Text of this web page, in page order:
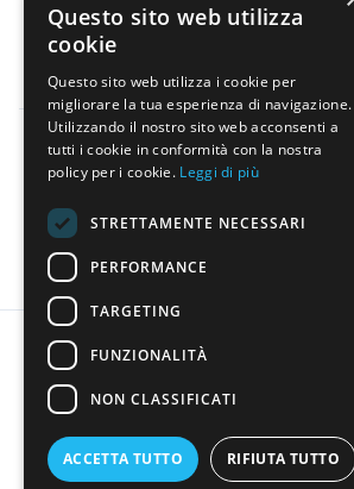
Scarica gratuitamente la
C.F e P.IVA: 01392340202 · Reg.Imp. di
Capitale sociale € 210.400 i.v. · Codice
© 2026 Tutti i diritti riservati · Centro Studi
Cookie·Web Agency
Questo sito web utilizza
cookie
Questo sito web utilizza i cookie per
migliorare la tua esperienza di navigazione.
Utilizzando il nostro sito web acconsenti a
tutti i cookie in conformità con la nostra
policy per i cookie. Leggi di più
STRETTAMENTE NECESSARI
PERFORMANCE
TARGETING
FUNZIONALITÀ
NON CLASSIFICATI
ACCETTA TUTTO RIFIUTA TUTTO